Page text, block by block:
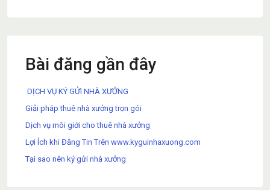
Bài đăng gần đây
DỊCH VỤ KÝ GỬI NHÀ XƯỞNG
Giải pháp thuê nhà xưởng trọn gói
Dịch vụ môi giới cho thuê nhà xưởng
Lợi Ích khi Đăng Tin Trên www.kyguinhaxuong.com
Tại sao nên ký gửi nhà xưởng